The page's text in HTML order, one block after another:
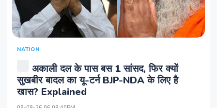
NATION
अकाली दल के पास बस 1 सांसद, फिर क्यों
सुखबीर बादल का यू-टर्न BJP-NDA के लिए है
खास? Explained